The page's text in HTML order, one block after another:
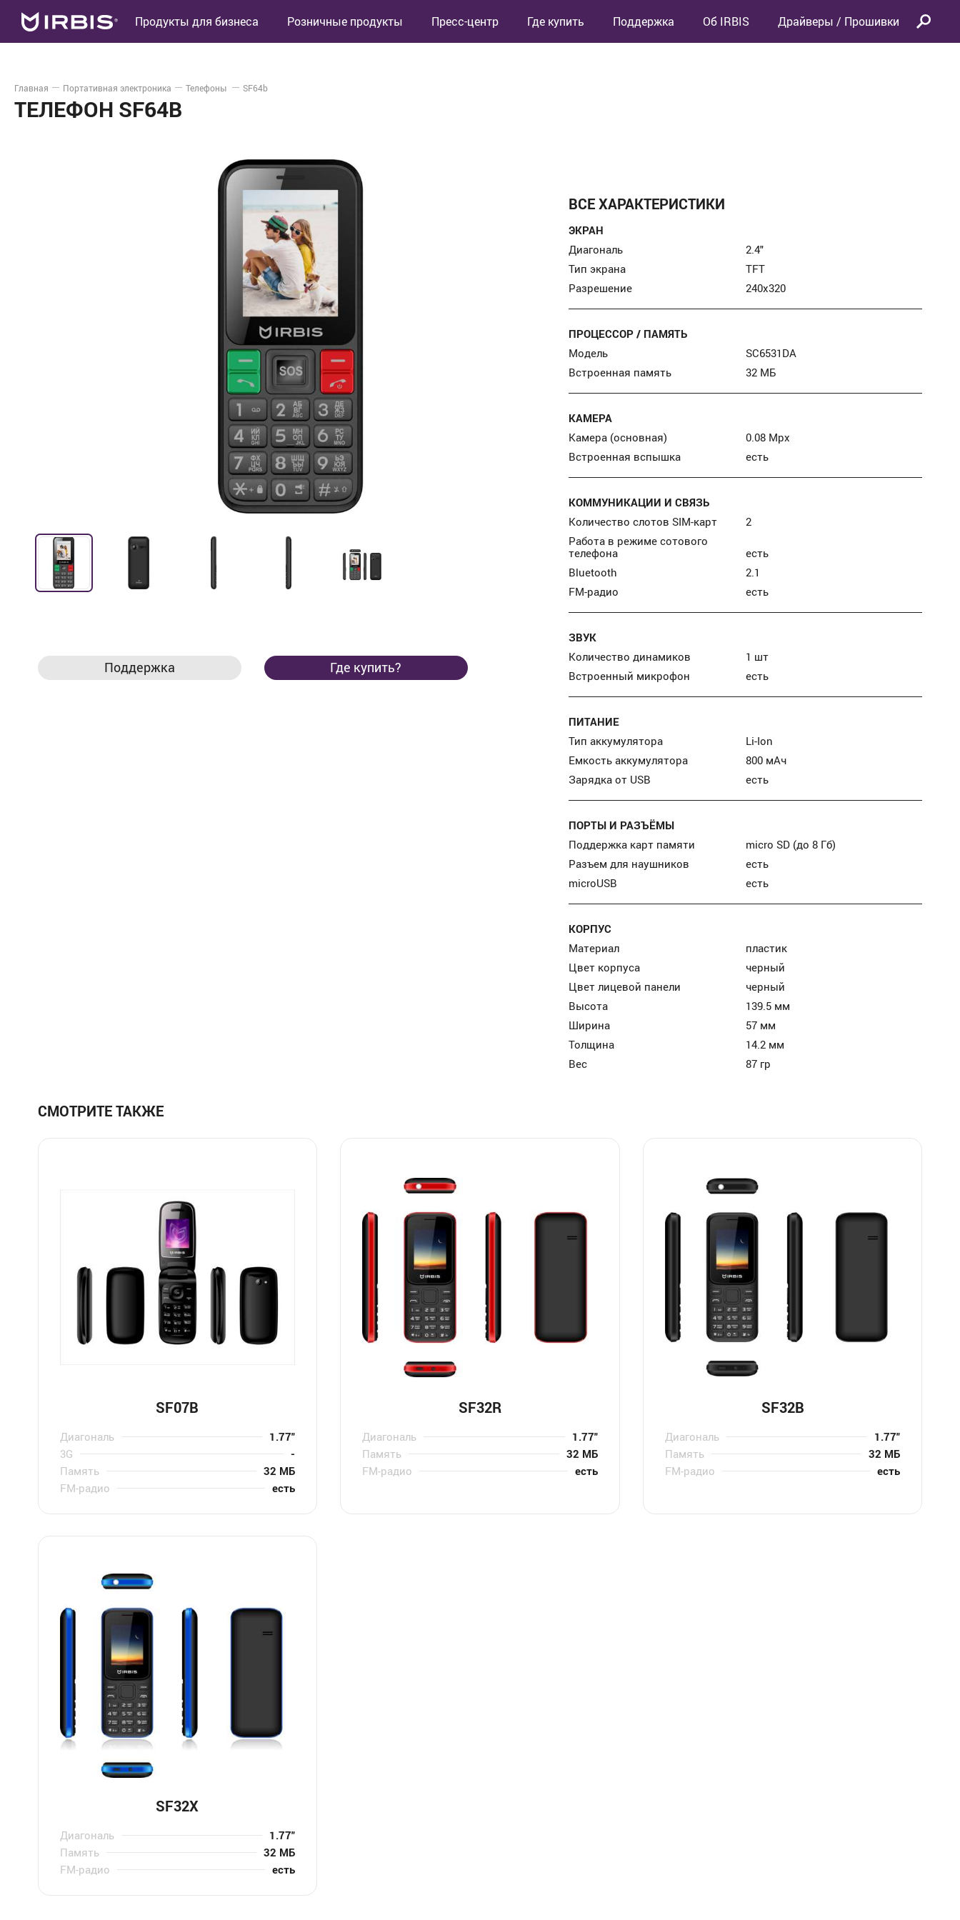
Продукты для бизнеса Розничные продукты Пресс-центр Где купить Поддержка Об IRBIS Драйверы / Прошивки
Главная Портативная электроника Телефоны SF64b
ТЕЛЕФОН SF64B
Поддержка Где купить?
ВСЕ ХАРАКТЕРИСТИКИ
ЭКРАН
Диагональ
2.4″
Тип экрана
TFT
Разрешение
240x320
ПРОЦЕССОР / ПАМЯТЬ
Модель
SC6531DA
Встроенная память
32 МБ
КАМЕРА
Камера (основная)
0.08 Mpx
Встроенная вспышка
есть
КОММУНИКАЦИИ И СВЯЗЬ
Количество слотов SIM-карт
2
Работа в режиме сотового
телефона
есть
Bluetooth
2.1
FM-радио
есть
ЗВУК
Количество динамиков
1 шт
Встроенный микрофон
есть
ПИТАНИЕ
Тип аккумулятора
Li-Ion
Емкость аккумулятора
800 мАч
Зарядка от USB
есть
ПОРТЫ И РАЗЪЁМЫ
Поддержка карт памяти
micro SD (до 8 Гб)
Разъем для наушников
есть
microUSB
есть
КОРПУС
Материал
пластик
Цвет корпуса
черный
Цвет лицевой панели
черный
Высота
139.5 мм
Ширина
57 мм
Толщина
14.2 мм
Вес
87 гр
СМОТРИТЕ ТАКЖЕ
SF07B
Диагональ
1.77″
3G
-
Память
32 МБ
FM-радио
есть
SF32R
Диагональ
1.77″
Память
32 МБ
FM-радио
есть
SF32B
Диагональ
1.77″
Память
32 МБ
FM-радио
есть
SF32X
Диагональ
1.77″
Память
32 МБ
FM-радио
есть